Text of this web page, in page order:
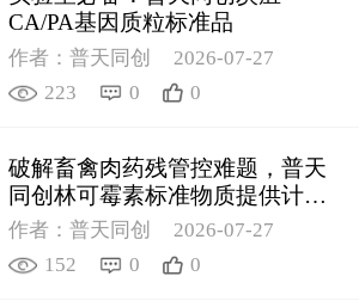
CA/PA基因质粒标准品
作者：普天同创
2026-07-27
223
0 0
破解畜禽肉药残管控难题，普天
同创林可霉素标准物质提供计量
支撑
作者：普天同创
2026-07-27
152
0 0